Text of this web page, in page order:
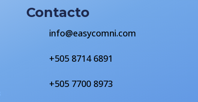
Contacto
info@easycomni.com
+505 8714 6891
+505 7700 8973